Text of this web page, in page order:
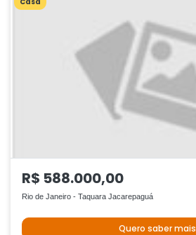
R$ 588.000,00
Rio de Janeiro - Taquara Jacarepaguá
Quero saber mais